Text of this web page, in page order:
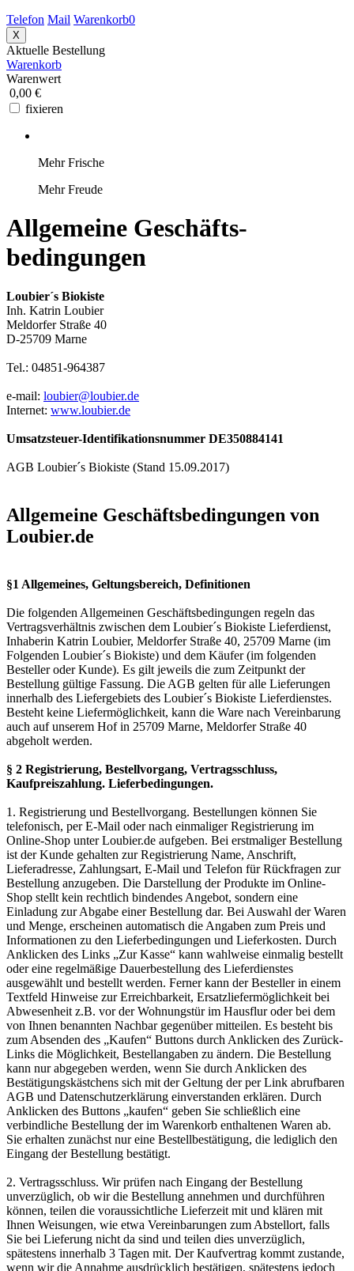
Telefon Mail Warenkorb0
X
Aktuelle Bestellung
Warenkorb
Warenwert
0,00 €
fixieren
Mehr Frische
Mehr Freude
Allgemeine Geschäfts­
bedingungen
Loubier´s Biokiste
Inh. Katrin Loubier
Meldorfer Straße 40
D-25709 Marne
Tel.: 04851-964387
e-mail: loubier@loubier.de
Internet: www.loubier.de
Umsatzsteuer-Identifikationsnummer DE350884141
AGB Loubier´s Biokiste (Stand 15.09.2017)
Allgemeine Geschäftsbedingungen von
Loubier.de
§1 Allgemeines, Geltungsbereich, Definitionen
Die folgenden Allgemeinen Geschäftsbedingungen regeln das
Vertragsverhältnis zwischen dem Loubier´s Biokiste Lieferdienst,
Inhaberin Katrin Loubier, Meldorfer Straße 40, 25709 Marne (im
Folgenden Loubier´s Biokiste) und dem Käufer (im folgenden
Besteller oder Kunde). Es gilt jeweils die zum Zeitpunkt der
Bestellung gültige Fassung. Die AGB gelten für alle Lieferungen
innerhalb des Liefergebiets des Loubier´s Biokiste Lieferdienstes.
Besteht keine Liefermöglichkeit, kann die Ware nach Vereinbarung
auch auf unserem Hof in 25709 Marne, Meldorfer Straße 40
abgeholt werden.
§ 2 Registrierung, Bestellvorgang, Vertragsschluss,
Kaufpreiszahlung. Lieferbedingungen.
1. Registrierung und Bestellvorgang. Bestellungen können Sie
telefonisch, per E-Mail oder nach einmaliger Registrierung im
Online-Shop unter Loubier.de aufgeben. Bei erstmaliger Bestellung
ist der Kunde gehalten zur Registrierung Name, Anschrift,
Lieferadresse, Zahlungsart, E-Mail und Telefon für Rückfragen zur
Bestellung anzugeben. Die Darstellung der Produkte im Online-
Shop stellt kein rechtlich bindendes Angebot, sondern eine
Einladung zur Abgabe einer Bestellung dar. Bei Auswahl der Waren
und Menge, erscheinen automatisch die Angaben zum Preis und
Informationen zu den Lieferbedingungen und Lieferkosten. Durch
Anklicken des Links „Zur Kasse“ kann wahlweise einmalig bestellt
oder eine regelmäßige Dauerbestellung des Lieferdienstes
ausgewählt und bestellt werden. Ferner kann der Besteller in einem
Textfeld Hinweise zur Erreichbarkeit, Ersatzliefermöglichkeit bei
Abwesenheit z.B. vor der Wohnungstür im Hausflur oder bei dem
von Ihnen benannten Nachbar gegenüber mitteilen. Es besteht bis
zum Absenden des „Kaufen“ Buttons durch Anklicken des Zurück-
Links die Möglichkeit, Bestellangaben zu ändern. Die Bestellung
kann nur abgegeben werden, wenn Sie durch Anklicken des
Bestätigungskästchens sich mit der Geltung der per Link abrufbaren
AGB und Datenschutzerklärung einverstanden erklären. Durch
Anklicken des Buttons „kaufen“ geben Sie schließlich eine
verbindliche Bestellung der im Warenkorb enthaltenen Waren ab.
Sie erhalten zunächst nur eine Bestellbestätigung, die lediglich den
Eingang der Bestellung bestätigt.
2. Vertragsschluss. Wir prüfen nach Eingang der Bestellung
unverzüglich, ob wir die Bestellung annehmen und durchführen
können, teilen die voraussichtliche Lieferzeit mit und klären mit
Ihnen Weisungen, wie etwa Vereinbarungen zum Abstellort, falls
Sie bei Lieferung nicht da sind und teilen dies unverzüglich,
spätestens innerhalb 3 Tagen mit. Der Kaufvertrag kommt zustande,
wenn wir die Annahme ausdrücklich bestätigen, spätestens jedoch